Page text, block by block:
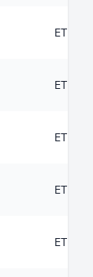
ETF
ETF
ETF
ETF
ETF